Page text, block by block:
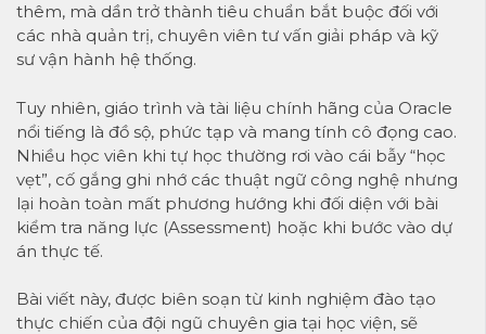
thêm, mà dần trở thành tiêu chuẩn bắt buộc đối với
các nhà quản trị, chuyên viên tư vấn giải pháp và kỹ
sư vận hành hệ thống.
Tuy nhiên, giáo trình và tài liệu chính hãng của Oracle
nổi tiếng là đồ sộ, phức tạp và mang tính cô đọng cao.
Nhiều học viên khi tự học thường rơi vào cái bẫy “học
vẹt”, cố gắng ghi nhớ các thuật ngữ công nghệ nhưng
lại hoàn toàn mất phương hướng khi đối diện với bài
kiểm tra năng lực (Assessment) hoặc khi bước vào dự
án thực tế.
Bài viết này, được biên soạn từ kinh nghiệm đào tạo
thực chiến của đội ngũ chuyên gia tại học viện, sẽ